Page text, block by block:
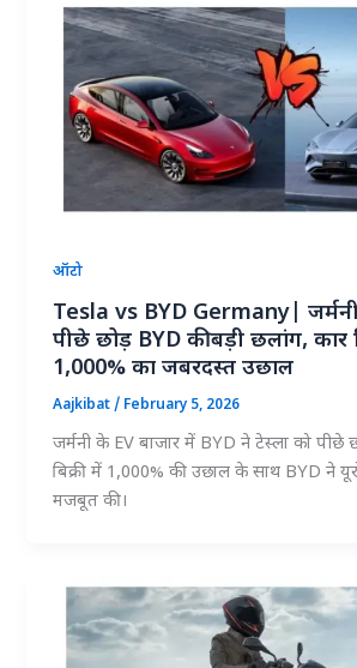
ऑटो
Tesla vs BYD Germany|
पीछे छोड़ BYD की बड़ी छलांग, कार
1,000% का जबरदस्त उछाल
Aajkibat/ February 5, 2026
जर्मनी के EV बाजार में BYD ने टेस्ला को पीछे
बिक्री में 1,000% की उछाल के साथ BYD ने
मजबूत की।